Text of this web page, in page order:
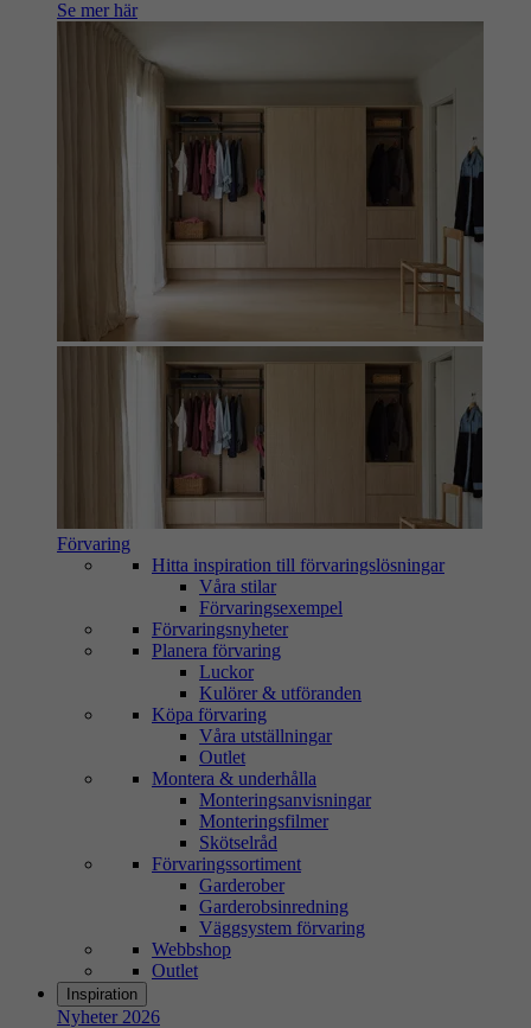
Se mer här
Förvaring
Hitta inspiration till förvaringslösningar
Våra stilar
Förvaringsexempel
Förvaringsnyheter
Planera förvaring
Luckor
Kulörer & utföranden
Köpa förvaring
Våra utställningar
Outlet
Montera & underhålla
Monteringsanvisningar
Monteringsfilmer
Skötselråd
Förvaringssortiment
Garderober
Garderobsinredning
Väggsystem förvaring
Webbshop
Outlet
Inspiration
Nyheter 2026